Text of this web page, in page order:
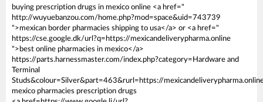
buying prescription drugs in mexico online <a href="
http://wuyuebanzou.com/home.php?mod=space&uid=743739
">mexican border pharmacies shipping to usa</a> or <a href="
https://cse.google.dk/url?q=https://mexicandeliverypharma.online
">best online pharmacies in mexico</a>
https://parts.harnessmaster.com/index.php?category=Hardware and
Terminal
Studs&colour=Silver&part=463&rurl=https://
mexico pharmacies prescription drugs